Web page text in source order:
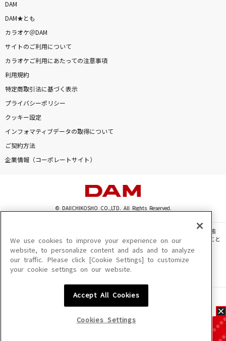
DAM
DAM★とも
カラオケ＠DAM
サイトのご利用について
カラオケご利用にあたっての注意事項
利用規約
特定商取引法に基づく表示
プライバシーポリシー
クッキー設定
インフォマティブデータの取得について
ご契約方法
企業情報（コーポレートサイト）
© DAIICHIKOSHO CO.,LTD. All Rights Reserved.
このサイトに掲載されている一切の文章・画像・写真・動画・音声等を、手段や形態
を問わず、著作権法の定める範囲を超えて無断で複製、転載、ファイル化などすること
を禁じます。
楽曲及びコンテンツは、機種によりご利用いただけない場合があります。
楽曲及びコンテンツの配信日、配信内容が変更になる場合があります。
We use cookies to improve your experience on our
website, to personalize content and ads and to analyze
our traffic. Please click [Cookie Settings] to customize
your cookie settings on our website.
Accept All Cookies
Cookies Settings